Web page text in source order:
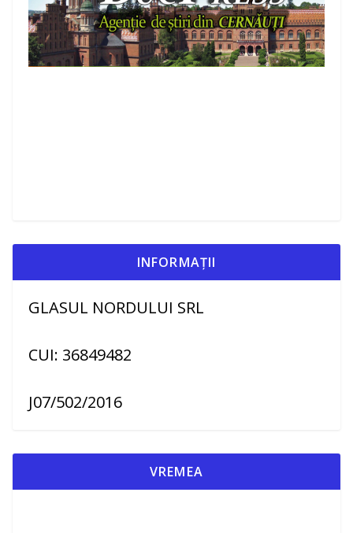
INFORMAȚII
GLASUL NORDULUI SRL
CUI: 36849482
J07/502/2016
VREMEA